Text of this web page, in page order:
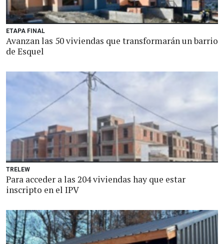
ETAPA FINAL
Avanzan las 50 viviendas que transformarán un barrio
de Esquel
TRELEW
Para acceder a las 204 viviendas hay que estar
inscripto en el IPV